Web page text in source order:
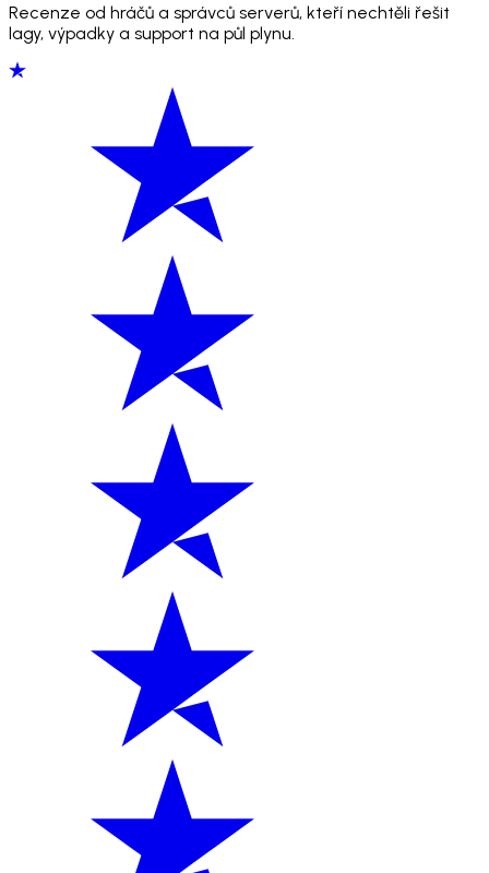
Recenze od hráčů a správců serverů, kteří nechtěli řešit
lagy, výpadky a support na půl plynu.